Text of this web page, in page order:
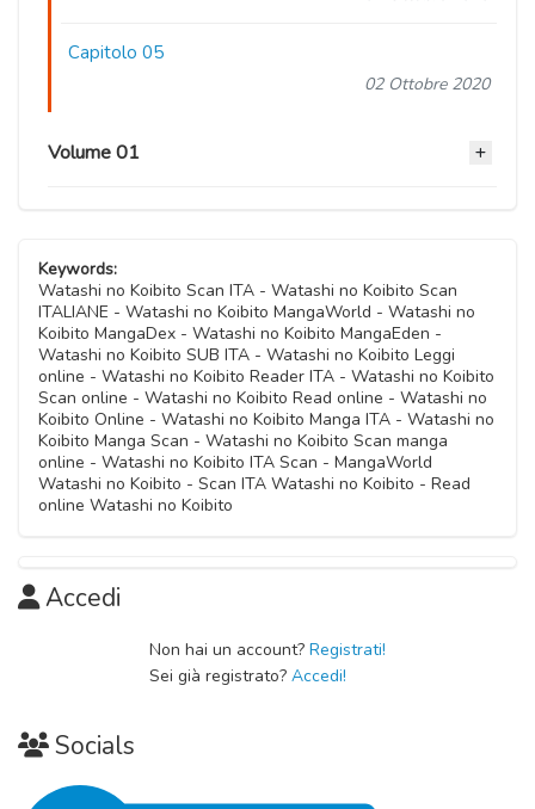
Capitolo 05
02 Ottobre 2020
Volume 01
Capitolo 03
02 Ottobre 2020
Capitolo 02
02 Ottobre 2020
Capitolo 01
Keywords:
Watashi no Koibito Scan ITA - Watashi no Koibito Scan
ITALIANE - Watashi no Koibito MangaWorld - Watashi no
Koibito MangaDex - Watashi no Koibito MangaEden -
Watashi no Koibito SUB ITA - Watashi no Koibito Leggi
online - Watashi no Koibito Reader ITA - Watashi no Koibito
Scan online - Watashi no Koibito Read online - Watashi no
Koibito Online - Watashi no Koibito Manga ITA - Watashi no
Koibito Manga Scan - Watashi no Koibito Scan manga
online - Watashi no Koibito ITA Scan - MangaWorld
Watashi no Koibito - Scan ITA Watashi no Koibito - Read
online Watashi no Koibito
Accedi
Non hai un account? Registrati!
Sei già registrato? Accedi!
Socials